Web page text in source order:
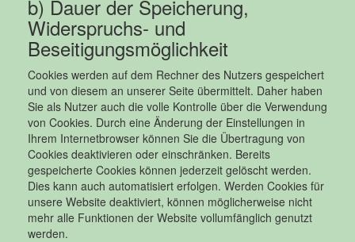
b) Dauer der Speicherung,
Widerspruchs- und
Beseitigungsmöglichkeit
Cookies werden auf dem Rechner des Nutzers gespeichert
und von diesem an unserer Seite übermittelt. Daher haben
Sie als Nutzer auch die volle Kontrolle über die Verwendung
von Cookies. Durch eine Änderung der Einstellungen in
Ihrem Internetbrowser können Sie die Übertragung von
Cookies deaktivieren oder einschränken. Bereits
gespeicherte Cookies können jederzeit gelöscht werden.
Dies kann auch automatisiert erfolgen. Werden Cookies für
unsere Website deaktiviert, können möglicherweise nicht
mehr alle Funktionen der Website vollumfänglich genutzt
werden.